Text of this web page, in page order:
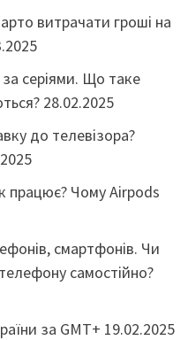
витрачати гроші на
серіями. Що таке
28.02.2025
до телевізора?
працює? Чому Airpods
смартфонів. Чи
самостійно?
за GMT+ 19.02.2025